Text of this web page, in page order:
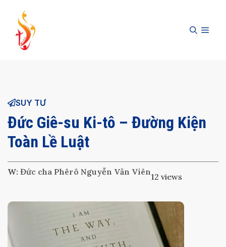
content
SUY TƯ
Đức Giê-su Ki-tô – Đường Kiện
Toàn Lề Luật
W: Đức cha Phêrô Nguyễn Văn Viên12 views